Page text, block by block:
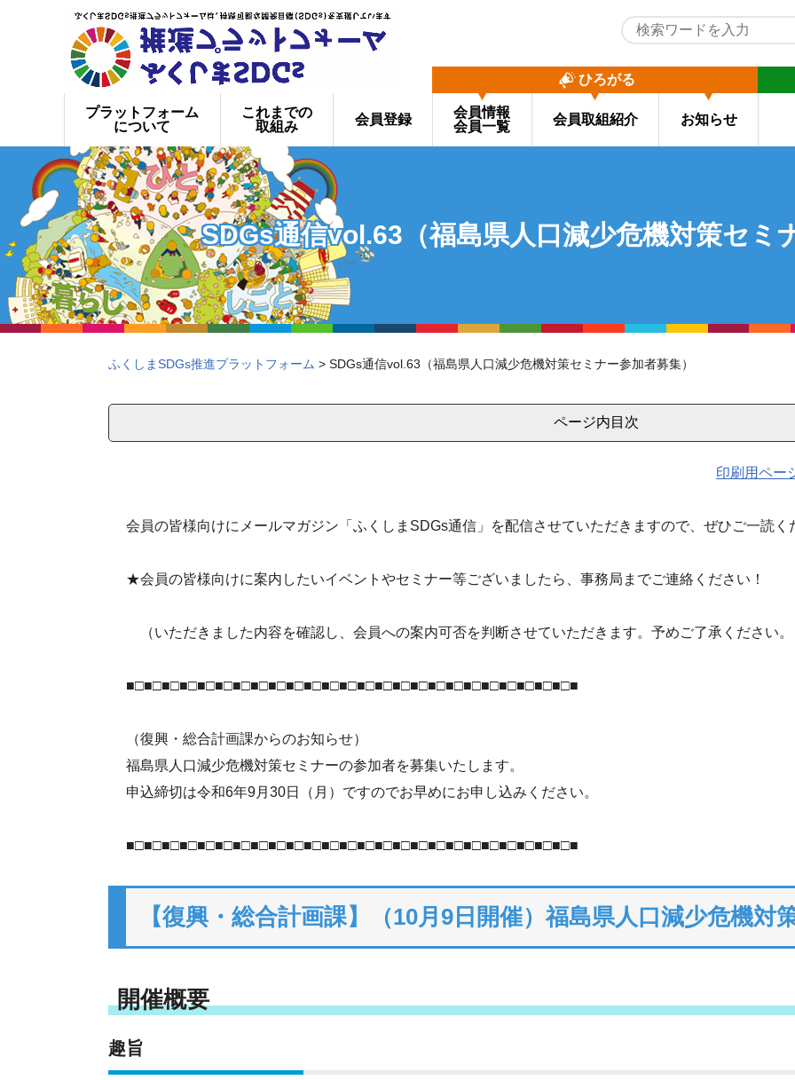
プラットフォーム
について
これまでの
取組み
会員登録
ひろがる
会員情報
会員一覧
会員取組紹介 お知らせ
SDGs通信vol.63（福島県人口減少危機対策セミ
ふくしまSDGs推進プラットフォーム > SDGs通信vol.63（福島県人口減少危機対策セミナー参加者募集）
ページ内目次
印刷用ペー
会員の皆様向けにメールマガジン「ふくしまSDGs通信」を配信させていただきますので、ぜひご一読く
★会員の皆様向けに案内したいイベントやセミナー等ございましたら、事務局までご連絡ください！
（いただきました内容を確認し、会員への案内可否を判断させていただきます。予めご了承ください。
■□■□■□■□■□■□■□■□■□■□■□■□■□■□■□■□■□■□■□■□■□■□■□■□■□■
（復興・総合計画課からのお知らせ）
福島県人口減少危機対策セミナーの参加者を募集いたします。
申込締切は令和6年9月30日（月）ですのでお早めにお申し込みください。
■□■□■□■□■□■□■□■□■□■□■□■□■□■□■□■□■□■□■□■□■□■□■□■□■□■
【復興・総合計画課】（10月9日開催）福島県人口減少危機対
開催概要
趣旨